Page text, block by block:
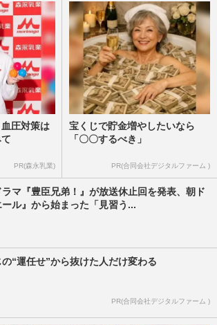
圧対策は
PR(森永乳業)
宝くじで貯金増やしたいなら
「〇〇するべき」
PR(合同会社デジタルファーム )
ラマ『豊臣兄弟！』が放送休止回を発表、朝ド
ール』から始まった「見習う...
“運任せ”から抜けた人だけ変わる
PR(合同会社デジタルファーム )